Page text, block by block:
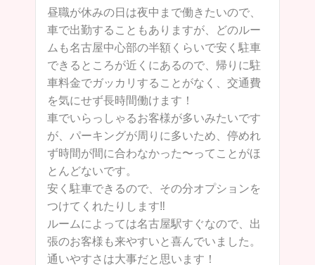
昼職が休みの日は夜中まで働きたいので、
車で出勤することもありますが、どのルー
ムも名古屋中心部の半額くらいで安く駐車
できるところが近くにあるので、帰りに駐
車料金でガッカリすることがなく、交通費
を気にせず長時間働けます！
車でいらっしゃるお客様が多いみたいです
が、パーキングが周りに多いため、停めれ
ず時間が間に合わなかった〜ってことがほ
とんどないです。
安く駐車できるので、その分オプションを
つけてくれたりします‼︎
ルームによっては名古屋駅すぐなので、出
張のお客様も来やすいと喜んでいました。
通いやすさは大事だと思います！